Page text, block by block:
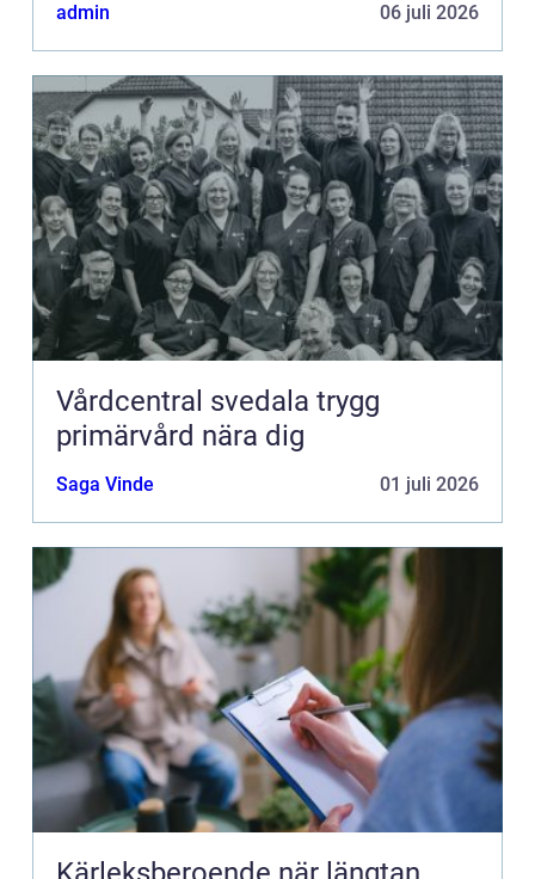
admin 06 juli 2026
Vårdcentral svedala trygg
primärvård nära dig
Saga Vinde 01 juli 2026